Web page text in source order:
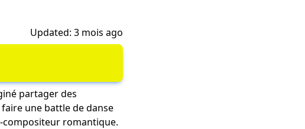
Updated: 3 mois ago
partager des
une battle de danse
compositeur romantique.